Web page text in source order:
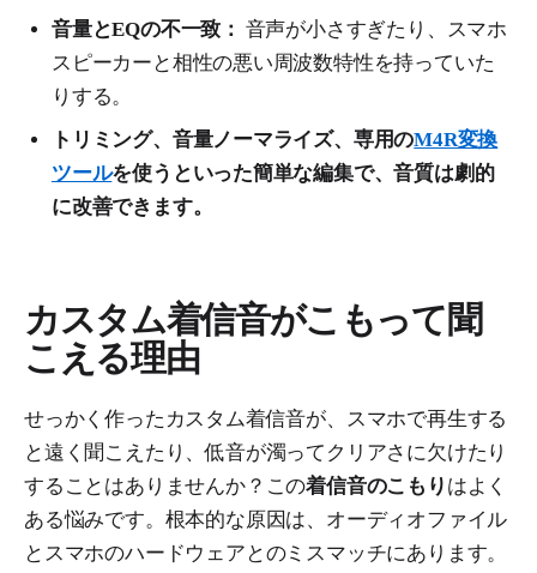
音量とEQの不一致： 音声が小さすぎたり、スマホ
スピーカーと相性の悪い周波数特性を持っていた
りする。
トリミング、音量ノーマライズ、専用のM4R変換
ツールを使うといった簡単な編集で、音質は劇的
に改善できます。
カスタム着信音がこもって聞
こえる理由
せっかく作ったカスタム着信音が、スマホで再生する
と遠く聞こえたり、低音が濁ってクリアさに欠けたり
することはありませんか？この着信音のこもり はよく
ある悩みです。根本的な原因は、オーディオファイル
とスマホのハードウェアとのミスマッチにあります。